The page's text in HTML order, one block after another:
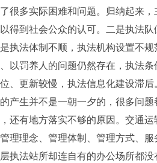
很多实际困难和问题。归纳起来
得到社会公众的认可。二是执法
执法体制不顺，执法机构设置不
以罚养人的问题仍然存在，执法
、更新较慢，执法信息化建设滞后。
生并不是一朝一夕的，很多问题
还有地方落实不够的原因。交通
理理念、管理体制、管理方式、
执法站所却连自有的办公场所都